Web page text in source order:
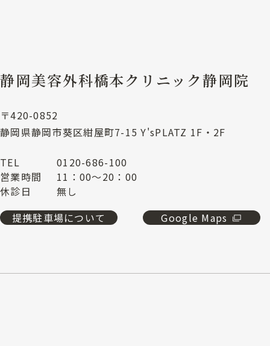
静岡美容外科橋本クリニック静岡院
〒420-0852
静岡県静岡市葵区紺屋町7-15 Y'sPLATZ 1F・2F
TEL
0120-686-100
営業時間
11：00～20：00
休診日
無し
提携駐車場について
Google Maps